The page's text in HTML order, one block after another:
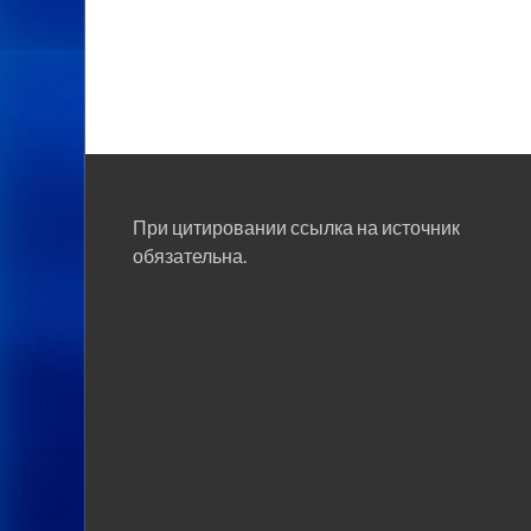
При цитировании ссылка на источник
обязательна.